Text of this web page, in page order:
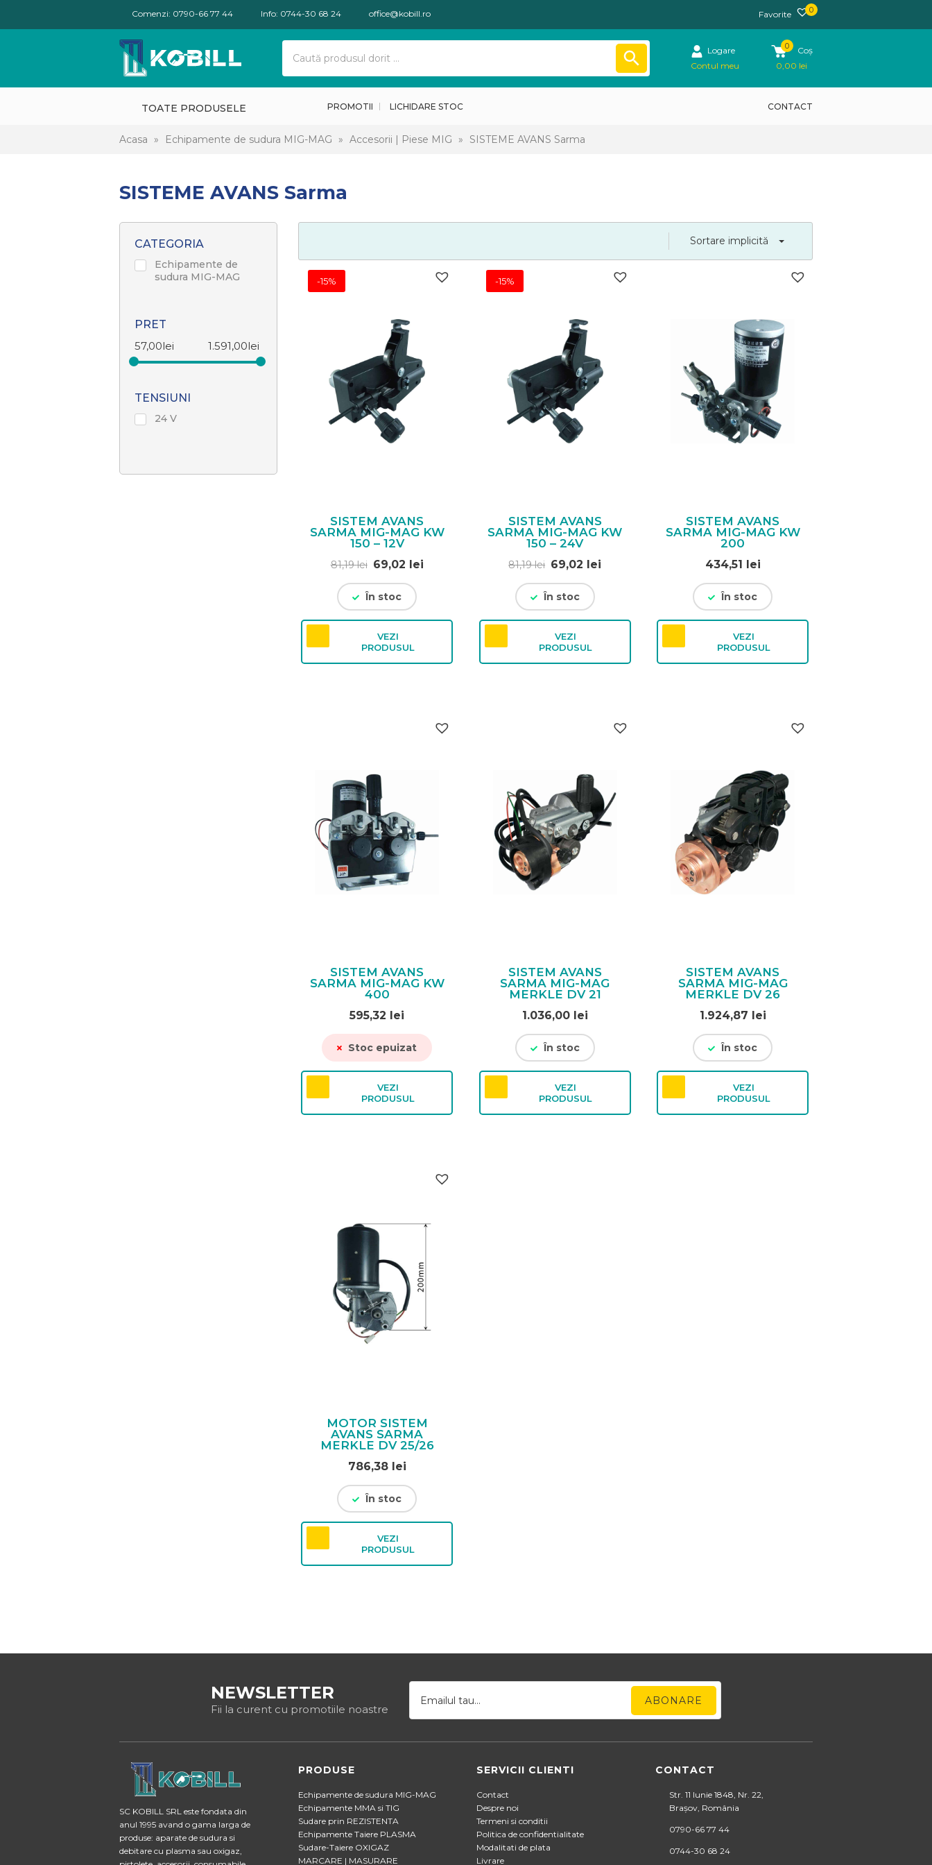
Comenzi: 0790-66 77 44 Info: 0744-30 68 24 office@kobill.ro Favorite 0
Logare
Contul meu
0
Coș
0,00 lei
TOATE PRODUSELE PROMOTII LICHIDARE STOC CONTACT
Acasa » Echipamente de sudura MIG-MAG » Accesorii | Piese MIG » SISTEME AVANS Sarma
SISTEME AVANS Sarma
CATEGORIA
Echipamente de
sudura MIG-MAG
PRET
57,00lei 1.591,00lei
TENSIUNI
24 V
Sortare implicită
-15%
SISTEM AVANS
SARMA MIG-MAG KW
150 – 12V
81,19lei Prețul
a
fost:
81,19 lei.
69,02 leiPrețul
În stoc
VEZI
PRODUSUL
-15%
SISTEM AVANS
SARMA MIG-MAG KW
150 – 24V
81,19lei Prețul
a
fost:
81,19 lei.
69,02 lei
În stoc
VEZI
PRODUSUL
SISTEM AVANS
SARMA MIG-MAG KW
200
434,51 lei
În stoc
VEZI
PRODUSUL
SISTEM AVANS
SARMA MIG-MAG KW
400
595,32 lei
Stoc epuizat
VEZI
PRODUSUL
SISTEM AVANS
SARMA MIG-MAG
MERKLE DV 21
1.036,00 lei
În stoc
VEZI
PRODUSUL
SISTEM AVANS
SARMA MIG-MAG
MERKLE DV 26
1.924,87 lei
În stoc
VEZI
PRODUSUL
MOTOR SISTEM
AVANS SARMA
MERKLE DV 25/26
786,38 lei
În stoc
VEZI
PRODUSUL
NEWSLETTER
Fii la curent cu promotiile noastre
SC KOBILL SRL este fondata din
anul 1995 avand o gama larga de
produse: aparate de sudura si
debitare cu plasma sau oxigaz,
PRODUSE
Echipamente de sudura MIG-MAG
Echipamente MMA si TIG
Sudare prin REZISTENTA
Echipamente Taiere PLASMA
Sudare-Taiere OXIGAZ
MARCARE | MASURARE
SERVICII CLIENTI
Contact
Despre noi
Termeni si conditii
Politica de confidentialitate
Modalitati de plata
Livrare
CONTACT
Str. 11 Iunie 1848, Nr. 22,
Brașov, România
0790-66 77 44
0744-30 68 24